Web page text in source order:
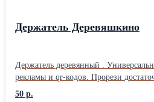
Держатель Деревяшкино
Держатель деревянный .
рекламы и qr-кодов. Прорези
носителя или пвх толщиной 2 мм.
50 р.